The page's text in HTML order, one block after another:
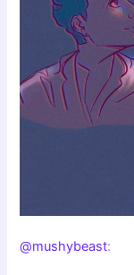
@mushybeast: